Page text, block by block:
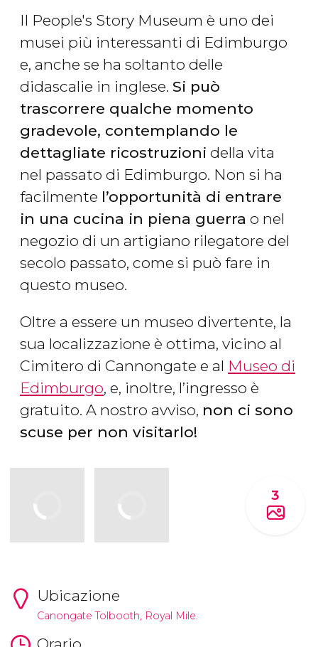
Il People's Story Museum è uno dei
musei più interessanti di Edimburgo
e, anche se ha soltanto delle
didascalie in inglese. Si può
trascorrere qualche momento
gradevole, contemplando le
dettagliate ricostruzioni della vita
nel passato di Edimburgo. Non si ha
facilmente l’opportunità di entrare
in una cucina in piena guerra o nel
negozio di un artigiano rilegatore del
secolo passato, come si può fare in
questo museo.
Oltre a essere un museo divertente, la
sua localizzazione è ottima, vicino al
Cimitero di Cannongate e al Museo di
Edimburgo, e, inoltre, l’ingresso è
gratuito. A nostro avviso, non ci sono
scuse per non visitarlo!
3
Ubicazione
Canongate Tolbooth, Royal Mile.